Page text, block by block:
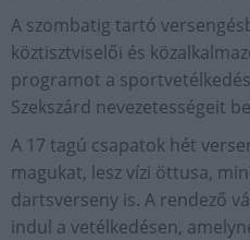
A szombatig tartó
köztisztviselői és
programot a
Szekszárd nevezetességeit
A 17 tagú csapatok hét
magukat, lesz vízi öttusa,
dartsverseny is. A rendező
indul a vetélkedésen,